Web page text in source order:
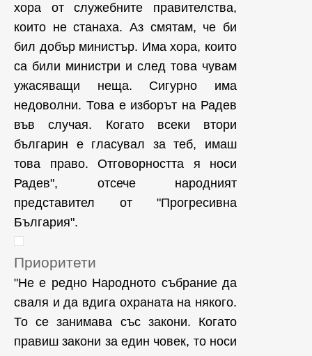
хора от служебните правителства,
които не станаха. Аз смятам, че би
бил добър министър. Има хора, които
са били министри и след това чувам
ужасяващи неща. Сигурно има
недоволни. Това е изборът на Радев
във случая. Когато всеки втори
българин е гласувал за теб, имаш
това право. Отговорността я носи
Радев", отсече народният
представител от "Прогресивна
България".
Приоритети
"Не е редно Народното събрание да
сваля и да вдига охраната на някого.
То се занимава със закони. Когато
правиш закони за един човек, то носи